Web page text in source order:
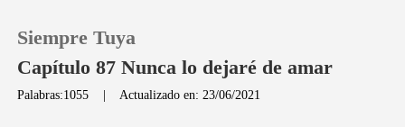
Siempre Tuya
Capítulo 87 Nunca lo dejaré de amar
Palabras:1055 | Actualizado en: 23/06/2021